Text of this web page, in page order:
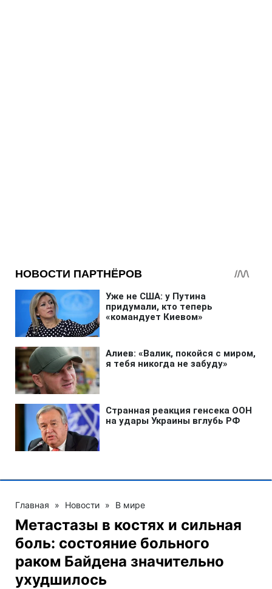
Главная » Новости » В мире
Метастазы в костях и сильная
боль: состояние больного
раком Байдена значительно
ухудшилось